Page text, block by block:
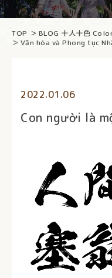
TOP
BLOG 十人十色
Văn hóa và Phong tục
2022.01.06
Con người là